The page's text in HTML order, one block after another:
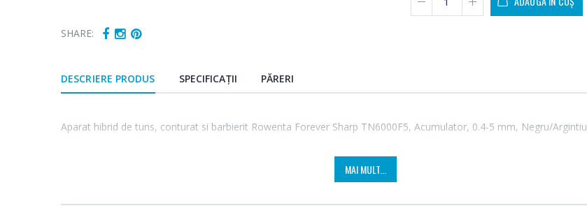
SHARE:
DESCRIERE PRODUS SPECIFICAȚII PĂRERI
Aparat hibrid de tuns, conturat si barbierit Rowenta Forever Sharp TN6000F5, Acumulator, 0.4-5 mm, Negru/Argintiu
MAI MULT...